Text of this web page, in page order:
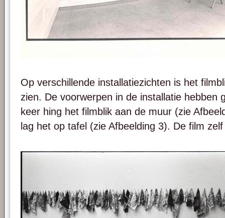
Op verschillende installatiezichten is het
zien. De voorwerpen in de installatie hebben
keer hing het filmblik aan de muur (zie
lag het op tafel (zie Afbeelding 3). De film